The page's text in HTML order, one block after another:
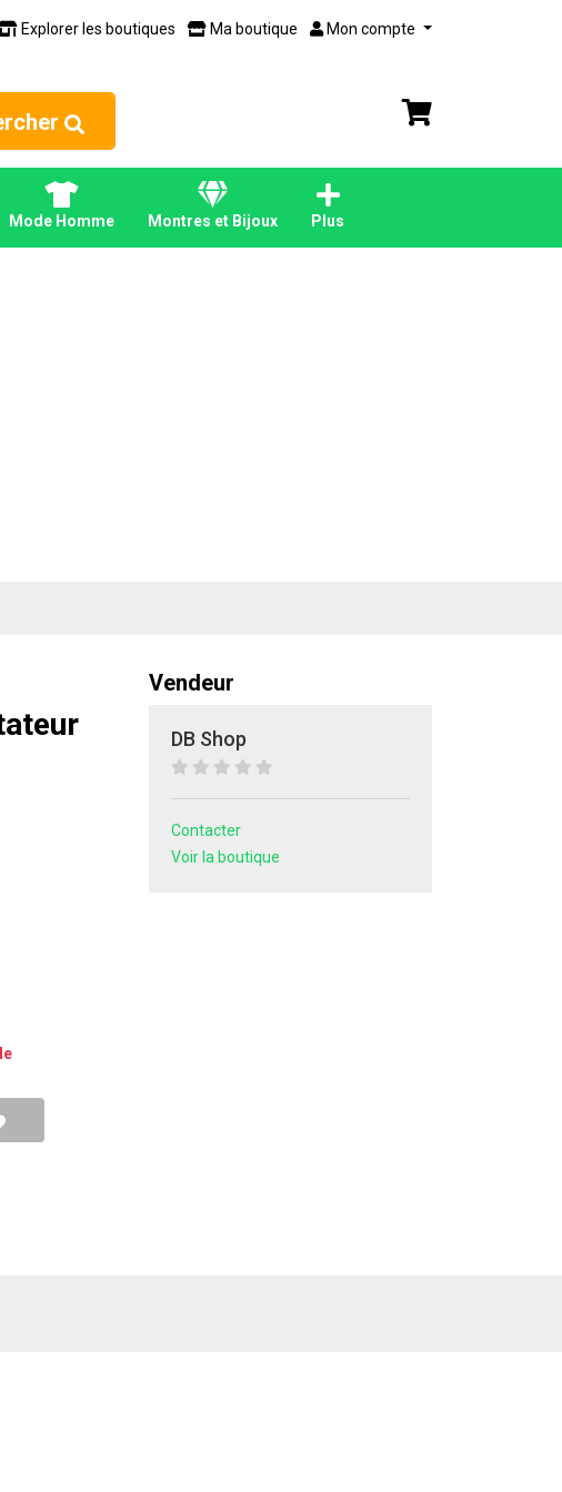
Explorer les boutiques Ma boutique Mon compte
Mode Homme Montres et Bijoux Plus
Vendeur
DB Shop
Contacter
Voir la boutique